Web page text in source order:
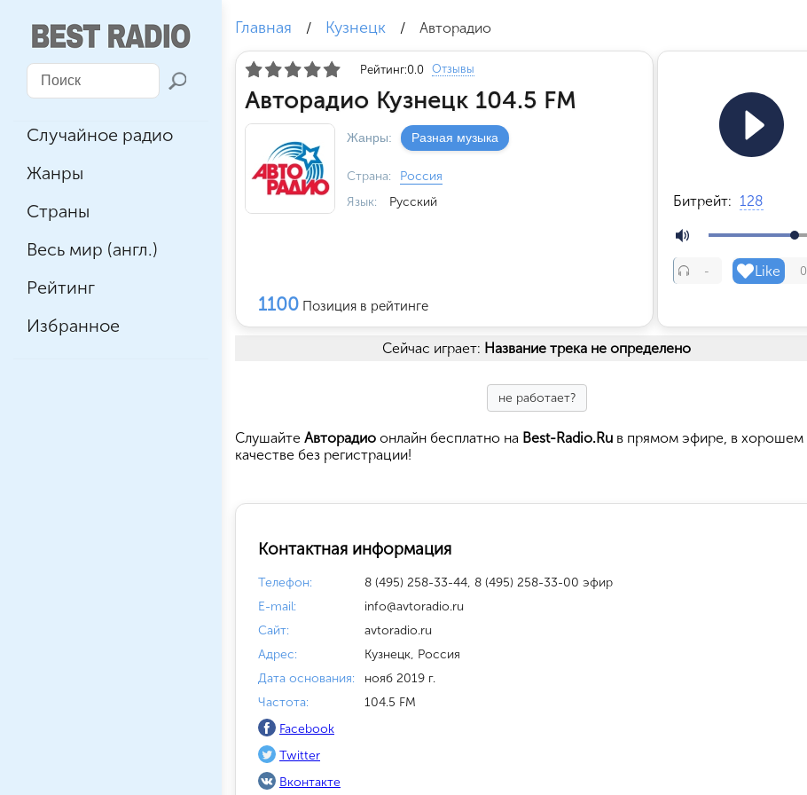
Случайное радио
Жанры
Страны
Весь мир (англ.)
Рейтинг
Избранное
Главная / Кузнецк / Авторадио
Рейтинг:0.0 Отзывы
Авторадио Кузнецк 104.5 FM
Жанры: Разная музыка
Страна:
Россия
Язык:
Русский Битрейт: 128
- Like 0
1100 Позиция в рейтинге
Сейчас играет: Название трека не определено
не работает?
Cлушайте Авторадио онлайн бесплатно на Best-Radio.Ru в прямом эфире, в хорошем
качестве без регистрации!
Контактная информация
Телефон:
8 (495) 258-33-44, 8 (495) 258-33-00 эфир
E-mail:
info@avtoradio.ru
Сайт:
avtoradio.ru
Адрес:
Кузнецк, Россия
Дата основания:
нояб 2019 г.
Частота:
104.5 FM
Facebook
Twitter
Вконтакте